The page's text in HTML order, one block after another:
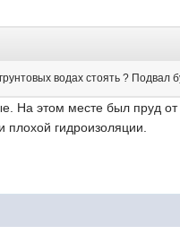
водах стоять ? Подвал
На этом месте был пруд
плохой гидроизоляции.